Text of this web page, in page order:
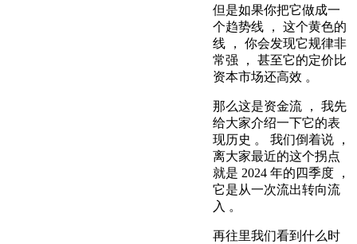
但是如果你把它做成一
个趋势线 ， 这个黄色的
线 ， 你会发现它规律非
常强 ， 甚至它的定价比
资本市场还高效 。
那么这是资金流 ， 我先
给大家介绍一下它的表
现历史 。 我们倒着说 ，
离大家最近的这个拐点
就是 2024 年的四季度 ，
它是从一次流出转向流
入 。
再往里我们看到什么时